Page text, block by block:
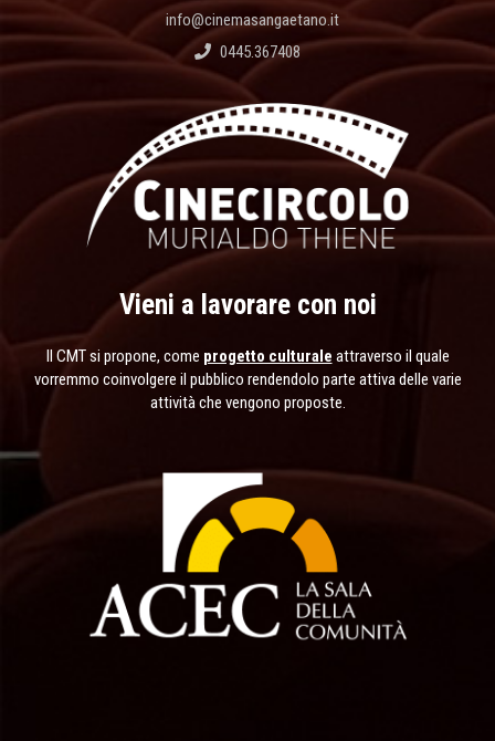
info@cinemasangaetano.it
0445.367408
Vieni a lavorare con noi
Il CMT si propone, come progetto culturale attraverso il quale
vorremmo coinvolgere il pubblico rendendolo parte attiva delle varie
attività che vengono proposte.